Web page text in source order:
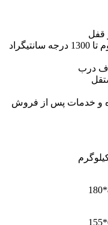
قفل
دارای پشم سنگ (Rock wool) مقاوم تا 1300 درجه سانتیگراد
شرکت کاوه و خدمات پس از فروش